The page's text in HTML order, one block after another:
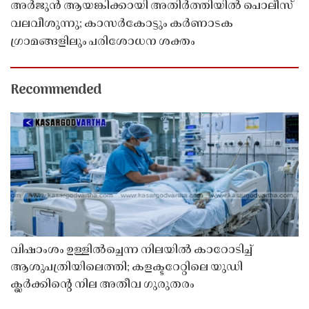
അർജുൻ ആയങ്കിക്കായി അതിർത്തിയിൽ പൊലീസ്
വലവീശുന്നു; കാസർകോട്ടും കർണാടക
ഗ്രാമങ്ങളിലും പരിശോധന ശക്തം
Recommended
വിഷാംശം ഉള്ളിൽച്ചെന്ന നിലയിൽ കാറോടിച്ച്
ആശുപത്രിയിലെത്തി; കളക്ടറേറ്റിലെ യുഡി
ക്ലർക്കിൻ്റെ നില അതീവ ഗുരുതരം